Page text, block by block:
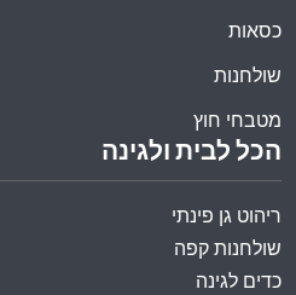
הכל לבית ולגינה
ריהוט גן פינתי
שולחנות קפה
כדים לגינה
כסאות
שולחנות
מטבחי חוץ